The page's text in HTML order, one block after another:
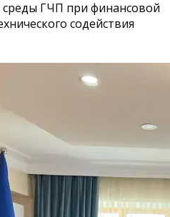
ГЧП при финансовой
содействия